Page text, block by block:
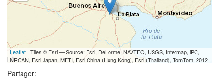
Leaflet | Tiles © Esri — Source: Esri, DeLorme, NAVTEQ, USGS, Intermap, iPC,
NRCAN, Esri Japan, METI, Esri China (Hong Kong), Esri (Thailand), TomTom, 2012
Partager: